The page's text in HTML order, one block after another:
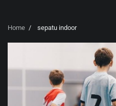
Home sepatu indoor